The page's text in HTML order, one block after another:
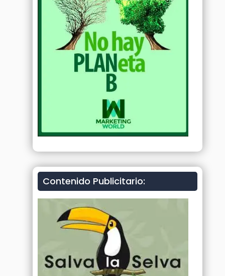
Contenido Publicitario: